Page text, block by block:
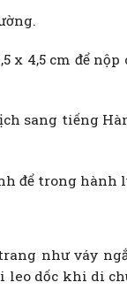
x 4,5 cm để
sang tiếng
để trong hành
như váy
leo dốc khi di